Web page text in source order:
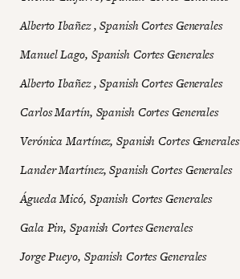
Alberto Ibañez , Spanish Cortes Generales
Manuel Lago, Spanish Cortes Generales
Alberto Ibañez , Spanish Cortes Generales
Carlos Martín, Spanish Cortes Generales
Verónica Martínez, Spanish Cortes Generales
Lander Martínez, Spanish Cortes Generales
Águeda Micó, Spanish Cortes Generales
Gala Pin, Spanish Cortes Generales
Jorge Pueyo, Spanish Cortes Generales